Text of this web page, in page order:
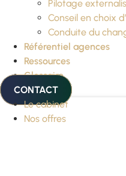
Pilotage
Conseil en choix
Conduite du
Référentiel agences
Ressources
Glossaire
CONTACT
Le cabinet
Nos offres